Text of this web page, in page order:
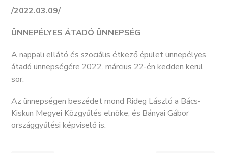
/2022.03.09/
ÜNNEPÉLYES ÁTADÓ ÜNNEPSÉG
A nappali ellátó és szociális étkező épület ünnepélyes
átadó ünnepségére 2022. március 22-én kedden kerül
sor.
Az ünnepségen beszédet mond Rideg László a Bács-
Kiskun Megyei Közgyűlés elnöke, és Bányai Gábor
országgyűlési képviselő is.